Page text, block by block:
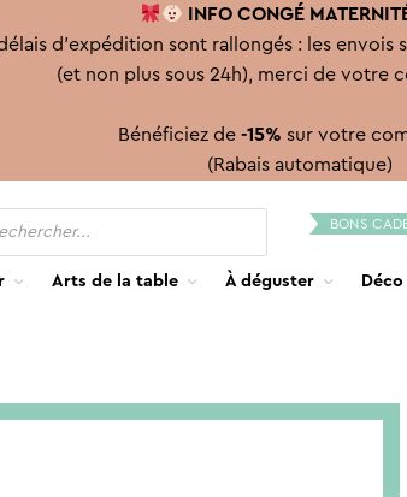
INFO CONGÉ
délais d'expédition sont rallongés : les envois
(et non plus sous 24h), merci de votre
Bénéficiez de -15% sur votre
(Rabais automatique)
BONS
Arts de la table À déguster Déco